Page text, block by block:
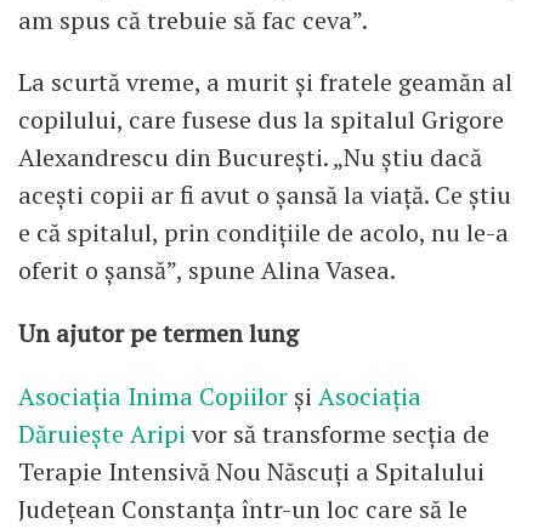
am spus că trebuie să fac ceva”.
La scurtă vreme, a murit și fratele geamăn al
copilului, care fusese dus la spitalul Grigore
Alexandrescu din București. „Nu știu dacă
acești copii ar fi avut o șansă la viață. Ce știu
e că spitalul, prin condițiile de acolo, nu le-a
oferit o șansă”, spune Alina Vasea.
Un ajutor pe termen lung
Asociația Inima Copiilor și Asociația
Dăruiește Aripi vor să transforme secția de
Terapie Intensivă Nou Născuți a Spitalului
Județean Constanța într-un loc care să le